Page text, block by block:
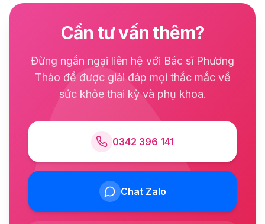
Cần tư vấn thêm?
Đừng ngần ngại liên hệ với Bác sĩ Phương
Thảo để được giải đáp mọi thắc mắc về
sức khỏe thai kỳ và phụ khoa.
0342 396 141
Chat Zalo